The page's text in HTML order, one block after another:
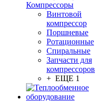
Компрессоры
Винтовой
компрессор
Поршневые
Ротационные
Спиральные
Запчасти для
компрессоров
+ ЕЩЕ 1